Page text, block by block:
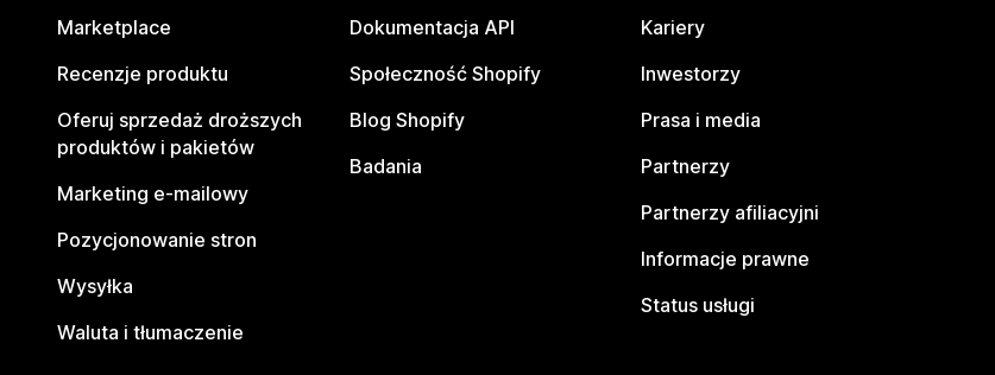
Marketplace
Recenzje produktu
Oferuj sprzedaż droższych
produktów i pakietów
Marketing e-mailowy
Pozycjonowanie stron
Wysyłka
Waluta i tłumaczenie
Dokumentacja API
Społeczność Shopify
Blog Shopify
Badania
Kariery
Inwestorzy
Prasa i media
Partnerzy
Partnerzy afiliacyjni
Informacje prawne
Status usługi